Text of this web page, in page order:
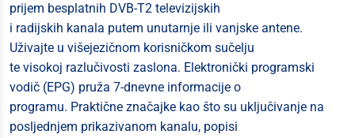
prijem besplatnih DVB-T2 televizijskih
i radijskih kanala putem unutarnje ili vanjske antene.
Uživajte u višejezičnom korisničkom sučelju
te visokoj razlučivosti zaslona. Elektronički programski
vodič (EPG) pruža 7-dnevne informacije o
programu. Praktične značajke kao što su uključivanje na
posljednjem prikazivanom kanalu, popisi